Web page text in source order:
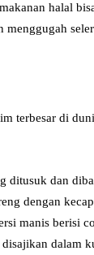
halal
terbesar di
ditusuk dan
dengan
manis berisi
dalam